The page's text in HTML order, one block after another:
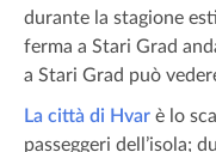
durante la stagione
ferma a Stari Grad
a Stari Grad può
La città di Hvar è lo
passeggeri dell’isola;